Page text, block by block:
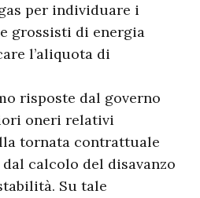
per individuare i
grossisti di energia
l’aliquota di
risposte dal governo
oneri relativi
tornata contrattuale
calcolo del disavanzo
Su tale